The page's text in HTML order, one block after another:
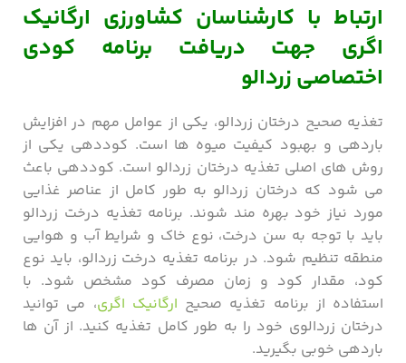
ارتباط با کارشناسان کشاورزی ارگانیک
اگری جهت دریافت برنامه کودی
اختصاصی زردالو
تغذیه صحیح درختان زردالو، یکی از عوامل مهم در افزایش
باردهی و بهبود کیفیت میوه ‌ها است. کوددهی یکی از
روش ‌های اصلی تغذیه درختان زردالو است. کوددهی باعث
می ‌شود که درختان زردالو به طور کامل از عناصر غذایی
مورد نیاز خود بهره‌ مند شوند. برنامه تغذیه درخت زردالو
باید با توجه به سن درخت، نوع خاک و شرایط آب و هوایی
منطقه تنظیم شود. در برنامه تغذیه درخت زردالو، باید نوع
کود، مقدار کود و زمان مصرف کود مشخص شود. با
استفاده از برنامه تغذیه صحیح ارگانیک اگری، می ‌توانید
درختان زردالوی خود را به طور کامل تغذیه کنید. از آن ها
باردهی خوبی بگیرید.